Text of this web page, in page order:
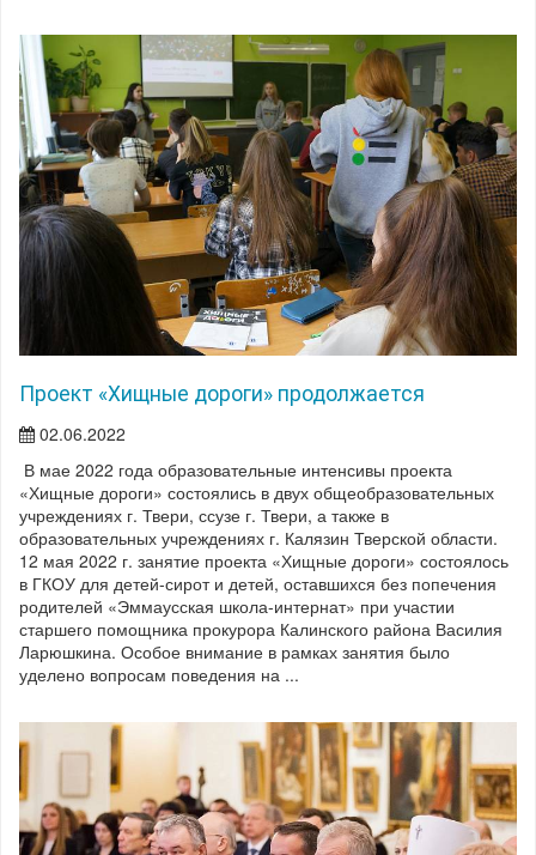
Проект «Хищные дороги» продолжается
02.06.2022
В мае 2022 года образовательные интенсивы проекта
«Хищные дороги» состоялись в двух общеобразовательных
учреждениях г. Твери, ссузе г. Твери, а также в
образовательных учреждениях г. Калязин Тверской области.
12 мая 2022 г. занятие проекта «Хищные дороги» состоялось
в ГКОУ для детей-сирот и детей, оставшихся без попечения
родителей «Эммаусская школа-интернат» при участии
старшего помощника прокурора Калинского района Василия
Ларюшкина. Особое внимание в рамках занятия было
уделено вопросам поведения на ...